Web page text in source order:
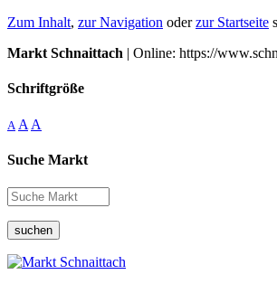
Zum Inhalt, zur Navigation oderzur Startseite
Markt Schnaittach | Online: https://
Schriftgröße
A A A
Suche Markt
suchen